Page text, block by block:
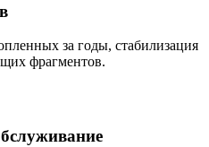
за годы, стабилизация
фрагментов.